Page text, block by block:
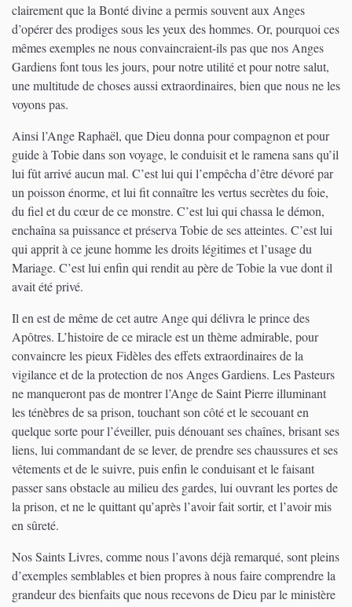
clairement que la Bonté divine a permis souvent aux Anges
d’opérer des prodiges sous les yeux des hommes. Or, pourquoi ces
mêmes exemples ne nous convaincraient-ils pas que nos Anges
Gardiens font tous les jours, pour notre utilité et pour notre salut,
une multitude de choses aussi extraordinaires, bien que nous ne les
voyons pas.
Ainsi l’Ange Raphaël, que Dieu donna pour compagnon et pour
guide à Tobie dans son voyage, le conduisit et le ramena sans qu’il
lui fût arrivé aucun mal. C’est lui qui l’empêcha d’être dévoré par
un poisson énorme, et lui fit connaître les vertus secrètes du foie,
du fiel et du cœur de ce monstre. C’est lui qui chassa le démon,
enchaîna sa puissance et préserva Tobie de ses atteintes. C’est lui
qui apprit à ce jeune homme les droits légitimes et l’usage du
Mariage. C’est lui enfin qui rendit au père de Tobie la vue dont il
avait été privé.
Il en est de même de cet autre Ange qui délivra le prince des
Apôtres. L’histoire de ce miracle est un thème admirable, pour
convaincre les pieux Fidèles des effets extraordinaires de la
vigilance et de la protection de nos Anges Gardiens. Les Pasteurs
ne manqueront pas de montrer l’Ange de Saint Pierre illuminant
les ténèbres de sa prison, touchant son côté et le secouant en
quelque sorte pour l’éveiller, puis dénouant ses chaînes, brisant ses
liens, lui commandant de se lever, de prendre ses chaussures et ses
vêtements et de le suivre, puis enfin le conduisant et le faisant
passer sans obstacle au milieu des gardes, lui ouvrant les portes de
la prison, et ne le quittant qu’après l’avoir fait sortir, et l’avoir mis
en sûreté.
Nos Saints Livres, comme nous l’avons déjà remarqué, sont pleins
d’exemples semblables et bien propres à nous faire comprendre la
grandeur des bienfaits que nous recevons de Dieu par le ministère